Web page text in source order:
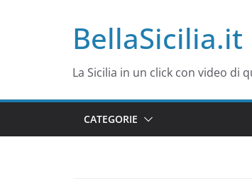
BellaSicilia.it
La Sicilia in un click con video di
CATEGORIE